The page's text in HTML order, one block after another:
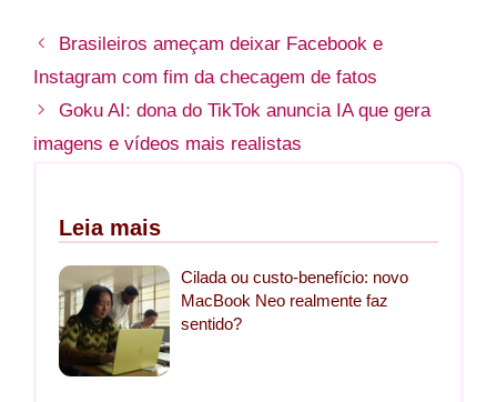
Brasileiros ameçam deixar Facebook e
Instagram com fim da checagem de fatos
Goku AI: dona do TikTok anuncia IA que gera
imagens e vídeos mais realistas
Leia mais
Cilada ou custo-benefício: novo
MacBook Neo realmente faz
sentido?